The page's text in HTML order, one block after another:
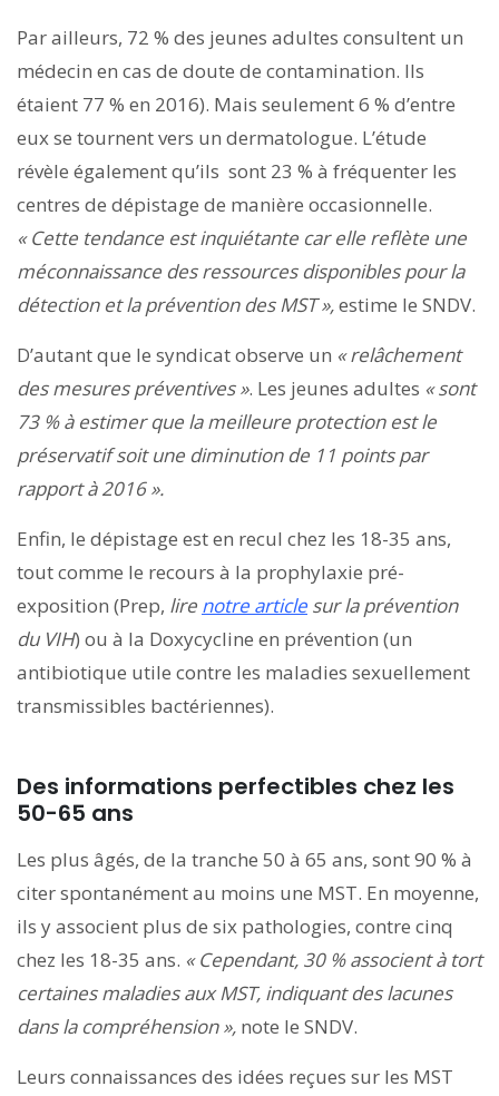
Par ailleurs, 72 % des jeunes adultes consultent un
médecin en cas de doute de contamination. Ils
étaient 77 % en 2016). Mais seulement 6 % d’entre
eux se tournent vers un dermatologue. L’étude
révèle également qu’ils sont 23 % à fréquenter les
centres de dépistage de manière occasionnelle.
« Cette tendance est inquiétante car elle reflète une
méconnaissance des ressources disponibles pour la
détection et la prévention des MST »,estime le SNDV.
D’autant que le syndicat observe un « relâchement
des mesures préventives ». Les jeunes adultes « sont
73 % à estimer que la meilleure protection est le
préservatif soit une diminution de 11 points par
rapport à 2016 ».
Enfin, le dépistage est en recul chez les 18-35 ans,
tout comme le recours à la prophylaxie pré-
exposition (Prep, lire notre article sur la prévention
du VIH) ou à la Doxycycline en prévention (un
antibiotique utile contre les maladies sexuellement
transmissibles bactériennes).
Des informations perfectibles chez les
50-65 ans
Les plus âgés, de la tranche 50 à 65 ans, sont 90 % à
citer spontanément au moins une MST. En moyenne,
ils y associent plus de six pathologies, contre cinq
chez les 18-35 ans. « Cependant, 30 % associent à tort
certaines maladies aux MST, indiquant des lacunes
dans la compréhension », note le SNDV.
Leurs connaissances des idées reçues sur les MST